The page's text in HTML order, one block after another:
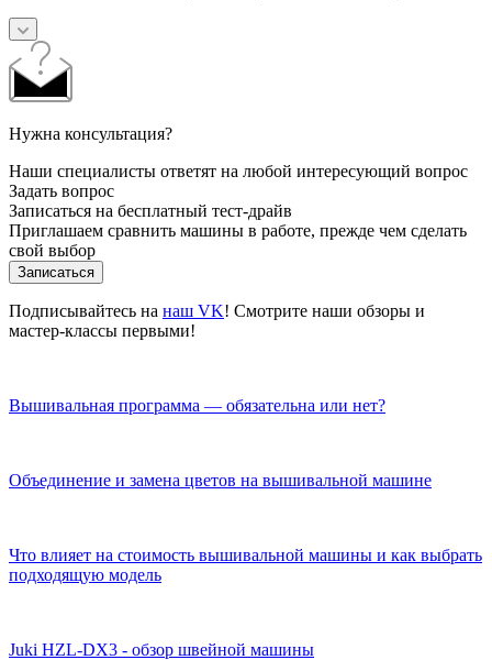
Нужна консультация?
Наши специалисты ответят на любой интересующий вопрос
Задать вопрос
Записаться на бесплатный тест-драйв
Приглашаем сравнить машины в работе, прежде чем сделать
свой выбор
Записаться
Подписывайтесь на наш VK! Смотрите наши обзоры и
мастер-классы первыми!
Вышивальная программа — обязательна или нет?
Объединение и замена цветов на вышивальной машине
Что влияет на стоимость вышивальной машины и как выбрать
подходящую модель
Juki HZL-DX3 - обзор швейной машины